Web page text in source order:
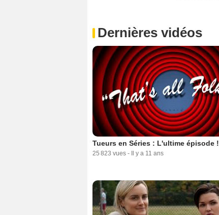
Dernières vidéos
Tueurs en Séries : L'ultime épisode !
25 823 vues - Il y a 11 ans